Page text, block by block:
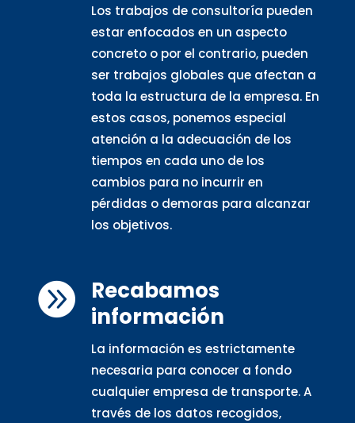
Los trabajos de consultoría pueden
estar enfocados en un aspecto
concreto o por el contrario, pueden
ser trabajos globales que afectan a
toda la estructura de la empresa. En
estos casos, ponemos especial
atención a la adecuación de los
tiempos en cada uno de los
cambios para no incurrir en
pérdidas o demoras para alcanzar
los objetivos.

Recabamos
información
La información es estrictamente
necesaria para conocer a fondo
cualquier empresa de transporte. A
través de los datos recogidos,